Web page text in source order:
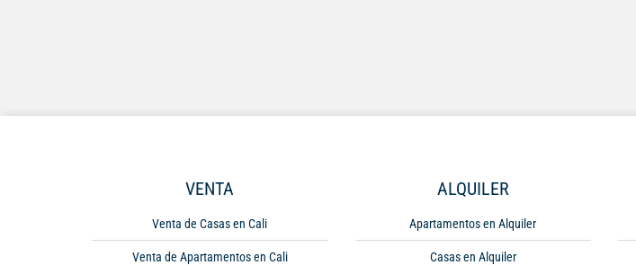
VENTA
Venta de Casas en Cali
Venta de Apartamentos en Cali
ALQUILER
Apartamentos en Alquiler
Casas en Alquiler